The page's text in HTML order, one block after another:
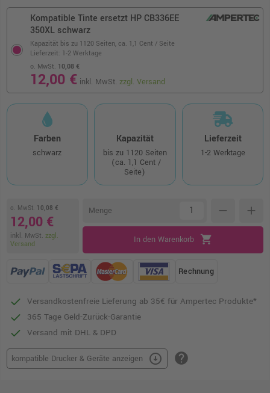
Kompatible Tinte ersetzt HP CB336EE
350XL schwarz
Kapazität bis zu 1120 Seiten, ca. 1,1 Cent / Seite
o. MwSt. 10,08 €
12,00 € inkl. MwSt.zzgl. Versand
Lieferzeit: 1-2 Werktage
Farben
schwarz
Kapazität
bis zu 1120 Seiten
(ca. 1,1 Cent /
Seite)
Lieferzeit
1-2 Werktage
o. MwSt. 10,08 €
12,00 €
inkl. MwSt. zzgl.
Versand
Menge remove add
In den Warenkorb shopping_cart
Rechnung
Versandkostenfreie Lieferung ab 35€ für Ampertec Produkte*
365 Tage Geld-Zurück-Garantie
Versand mit DHL & DPD
kompatible Drucker & Geräte anzeigen arrow_circle_down help